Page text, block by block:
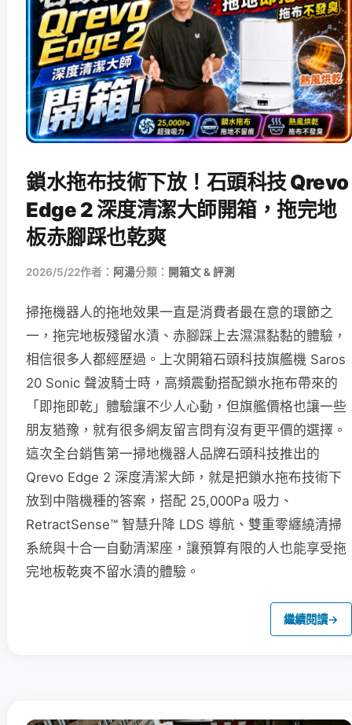
鎖水拖布技術下放！石頭科技 Qrevo
Edge 2 深度清潔大師開箱，拖完地
板赤腳踩也乾爽
2026/5/22作者： 阿湯分類： 開箱文 & 評測
掃拖機器人的拖地效果一直是消費者最在意的環節之
一，拖完地板殘留水漬、赤腳踩上去濕濕黏黏的體驗，
相信很多人都經歷過。上次開箱石頭科技旗艦機 Saros
20 Sonic 聲波騎士時，高頻震動搭配鎖水拖布帶來的
「即拖即乾」體驗讓不少人心動，但旗艦價格也讓一些
朋友猶豫，就有很多網友留言問有沒有更平價的選擇。
這次全台銷售第一掃地機器人品牌石頭科技推出的
Qrevo Edge 2 深度清潔大師，就是把鎖水拖布技術下
放到中階機種的答案，搭配 25,000Pa 吸力、
RetractSense™ 智慧升降 LDS 導航、雙重零纏繞清掃
系統與十合一自動清潔座，讓預算有限的人也能享受拖
完地板乾爽不留水漬的體驗。
繼續閱讀→